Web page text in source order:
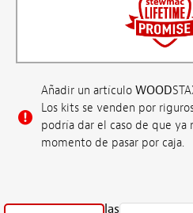
Añadir un artículo WOOD
Los kits se venden por
podría dar el caso de que
momento de pasar por caja.
las